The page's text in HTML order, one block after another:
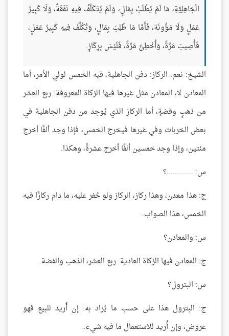
الْجَاهِلِيَّةِ، مَا لَمْ يُطْلَبْ بِمَالٍ، وَلَمْ يُتَكَلَّفْ فِيهِ نَفَقَةٌ، وَلَا كَبِيرُ
عَمَلٍ وَلَا مَؤُونَة، فَأَمَّا مَا طُلِبَ بِمَالٍ، وَتُكُلِّفَ فِيهِ كَبِيرُ عَمَلٍ،
فَأُصِيبَ مَرَّةً، وَأُخْطِئَ مَرَّةً، فَلَيْسَ بِرِكَازٍ.
الشيخ: نعم، الركاز: دفن الجاهلية، فيه الخمس لولي الأمر، أما
المعادن لا، المعادن مثل غيرها فيها الزكاة المعروفة: ربع العشر
من ذهبٍ وفضةٍ، أما الركاز الذي يُوجد من دفن الجاهلية في
بعض الخربات وفي غيرها فيخرج الخمس، فإذا وجد ألفًا أخرج
مئتين، وإذا وجد خمسين ألفًا أخرج عشرةً، وهكذا.
س: .............؟
ج: هذا معدن، وهذا ركاز، الركاز ولو حُفر عليه، ما دام ركازًا فيه
الخمس، هذا الصواب.
س: والمعادن؟
ج: المعادن فيها الزكاة العادية: ربع العشر، الذهب والفضة.
س: البترول؟
ج: البترول هذا على حسب ما يُراد به: إن أُريد للبيع فهو
عروض، وإن أُريد للاستعمال ما فيه شيء.